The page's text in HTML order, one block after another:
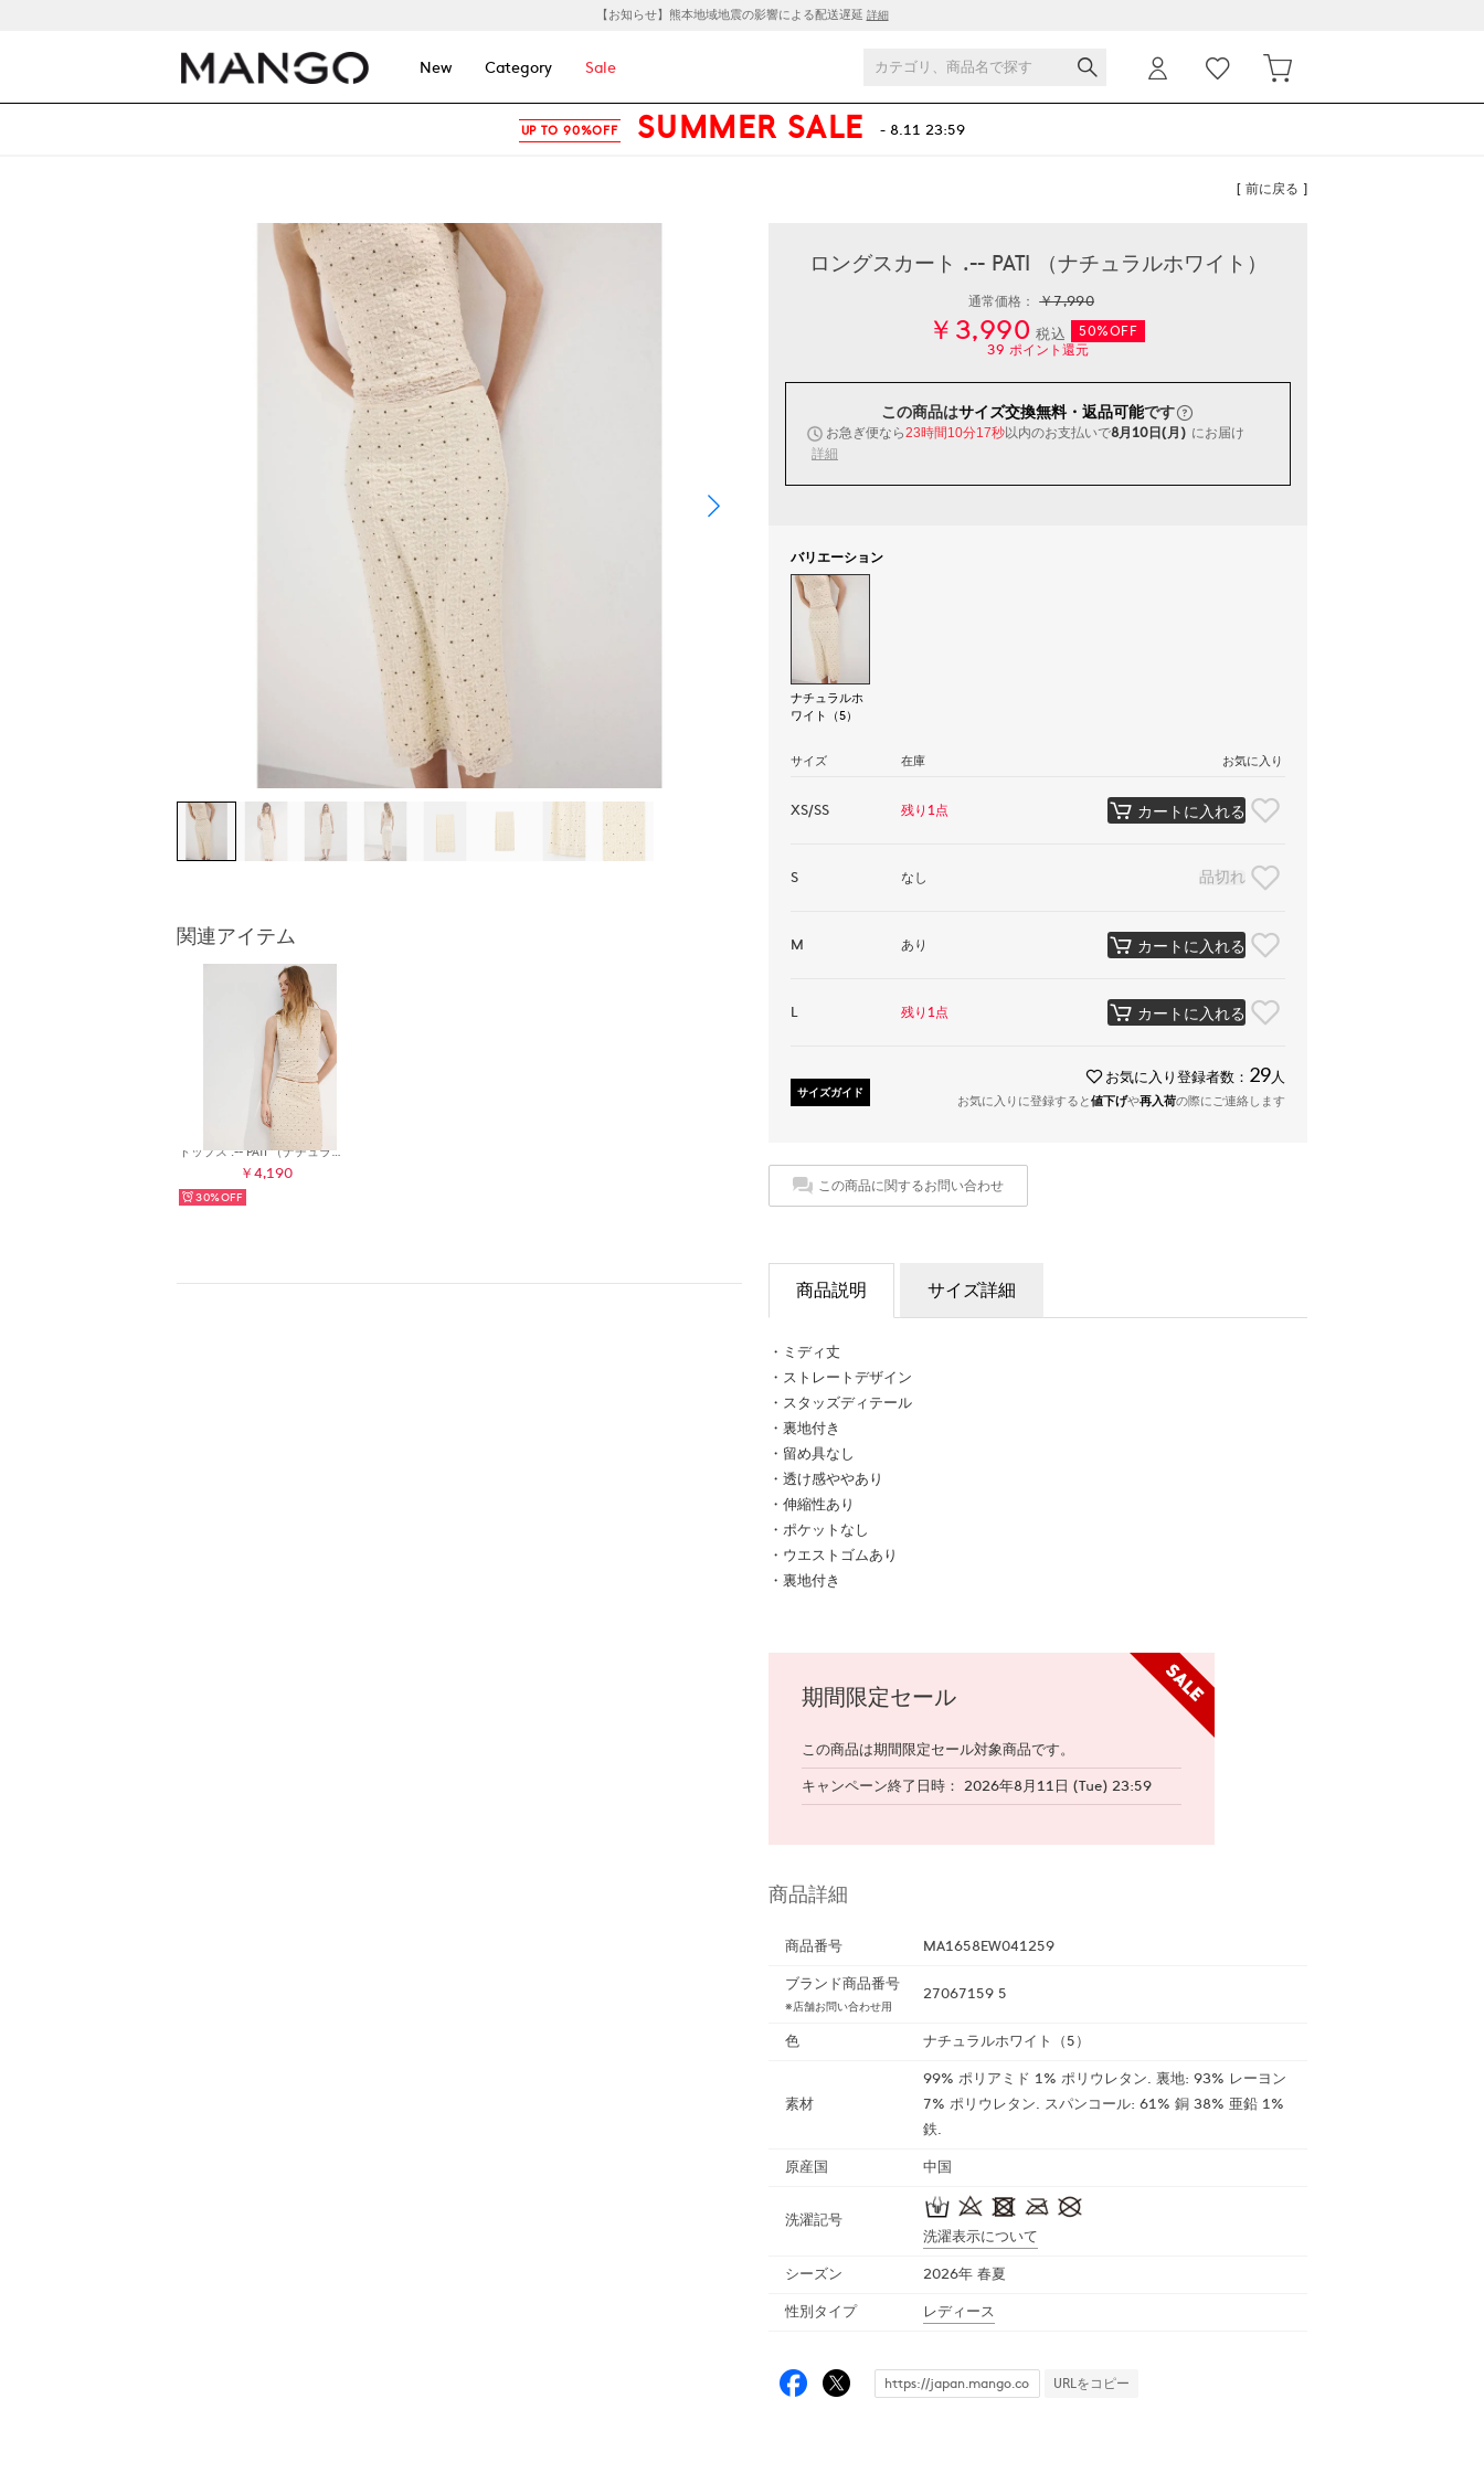
【お知らせ】熊本地域地震の影響による配送遅延 詳細
New Category Sale
UP TO 90%OFF SUMMER SALE - 8.11 23:59
[ 前に戻る ]
関連アイテム
トップス .-- PATI （ナチュラルホワイト）
￥4,190
30%
ロングスカート .-- PATI （ナチュラルホワイト）
通常価格：￥7,990
￥3,990 税込
50%OFF
39 ポイント還元
この商品はサイズ交換無料・返品可能です
お急ぎ便なら23時間10分16秒以内のお支払いで8月10日(月) にお届け
詳細
バリエーション
ナチュラルホ
ワイト（5）
サイズ 在庫 お気に入り
XS/SS 残り1点 カートに入れる
S なし 品切れ
M あり カートに入れる
L 残り1点 カートに入れる
サイズガイド
お気に入り登録者数： 29 人
お気に入りに登録すると値下げや再入荷の際にご連絡します
この商品に関するお問い合わせ
商品説明 サイズ詳細
・ミディ丈
・ストレートデザイン
・スタッズディテール
・裏地付き
・留め具なし
・透け感ややあり
・伸縮性あり
・ポケットなし
・ウエストゴムあり
・裏地付き
期間限定セール
この商品は期間限定セール対象商品です。
キャンペーン終了日時
2026年8月11日 (Tue) 23:59
商品詳細
商品番号
MA1658EW041259
ブランド商品番号
※店舗お問い合わせ用
27067159 5
色 ナチュラルホワイト（5）
素材
99% ポリアミド 1% ポリウレタン. 裏地: 93% レーヨン
7% ポリウレタン. スパンコール: 61% 銅 38% 亜鉛 1%
鉄.
原産国
中国
洗濯記号
洗濯表示について
シーズン
2026年 春夏
性別タイプ
レディース
URLをコピー